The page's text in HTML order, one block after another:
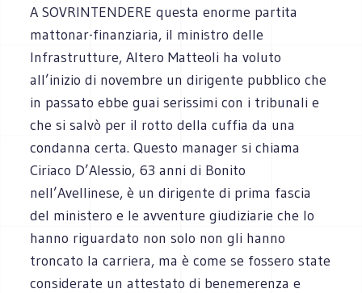
A SOVRINTENDERE questa enorme partita
mattonar-finanziaria, il ministro delle
Infrastrutture, Altero Matteoli ha voluto
all’inizio di novembre un dirigente pubblico che
in passato ebbe guai serissimi con i tribunali e
che si salvò per il rotto della cuffia da una
condanna certa. Questo manager si chiama
Ciriaco D’Alessio, 63 anni di Bonito
nell’Avellinese, è un dirigente di prima fascia
del ministero e le avventure giudiziarie che lo
hanno riguardato non solo non gli hanno
troncato la carriera, ma è come se fossero state
considerate un attestato di benemerenza e